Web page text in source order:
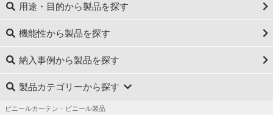
用途・目的から製品を探す
機能性から製品を探す
納入事例から製品を探す
製品カテゴリーから探す
ビニールカーテン・ビニール製品